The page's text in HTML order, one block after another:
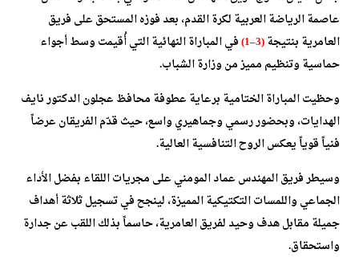
عاصمة الرياضة العربية لكرة القدم، بعد فوزه المستحق على فريق
العامرية بنتيجة(3–1)
في المباراة النهائية التي أُقيمت وسط أجواء
حماسية وتنظيم مميز من وزارة الشباب.
وحظيت المباراة الختامية برعاية عطوفة محافظ عجلون الدكتور نايف
الهدايات، وبحضور رسمي وجماهيري واسع، حيث قدّم الفريقان عرضاً
فنياً قوياً يعكس الروح التنافسية العالية.
وسيطر فريق المهندس عماد المومني على مجريات اللقاء بفضل الأداء
الجماعي واللمسات التكتيكية المميزة، لينجح في تسجيل ثلاثة أهداف
جميلة مقابل هدف وحيد لفريق العامرية، حاسماً بذلك اللقب عن جدارة
واستحقاق.